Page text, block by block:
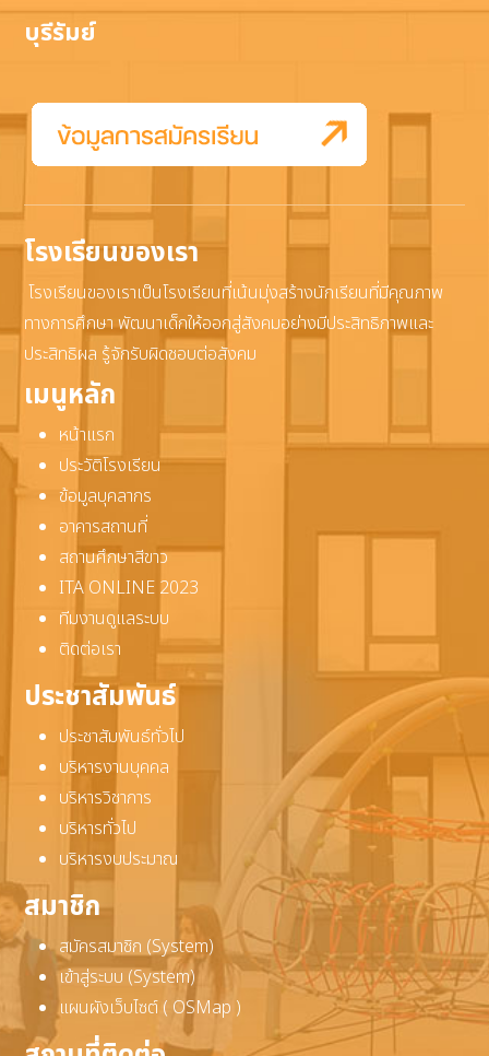
บุรีรัมย์
โรงเรียนของเรา
โรงเรียนของเราเป็นโรงเรียนที่เน้นมุ่งสร้างนักเรียนที่มีคุณภาพ
ทางการศึกษา พัฒนาเด็กให้ออกสู่สังคมอย่างมีประสิทธิภาพและ
ประสิทธิผล รู้จักรับผิดชอบต่อสังคม
เมนูหลัก
หน้าแรก
ประวัติโรงเรียน
ข้อมูลบุคลากร
อาคารสถานที่
สถานศึกษาสีขาว
ITA ONLINE 2023
ทีมงานดูแลระบบ
ติดต่อเรา
ประชาสัมพันธ์
ประชาสัมพันธ์ทั่วไป
บริหารงานบุคคล
บริหารวิชาการ
บริหารทั่วไป
บริหารงบประมาณ
สมาชิก
สมัครสมาชิก (System)
เข้าสู่ระบบ (System)
แผนผังเว็บไซต์ ( OSMap )